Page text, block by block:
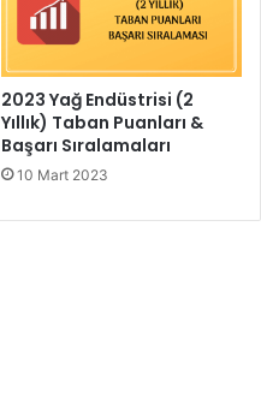
2023 Yağ Endüstrisi (2
Yıllık) Taban Puanları &
Başarı Sıralamaları
10 Mart 2023